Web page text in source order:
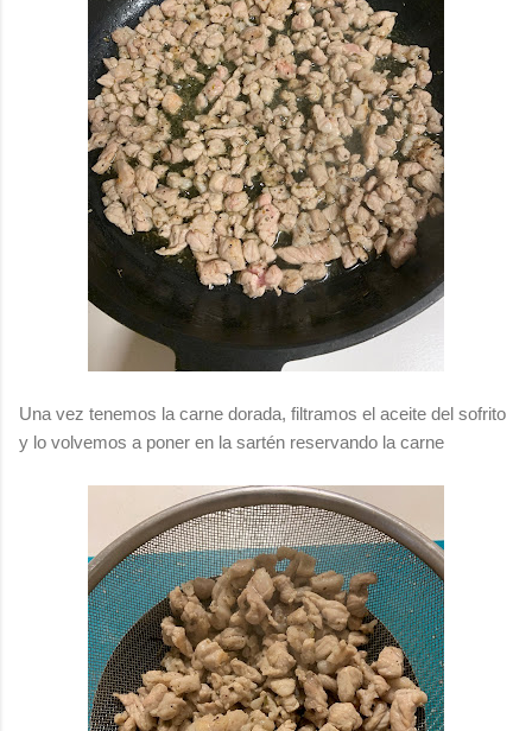
Una vez tenemos la carne dorada, filtramos el aceite del sofrito
y lo volvemos a poner en la sartén reservando la carne